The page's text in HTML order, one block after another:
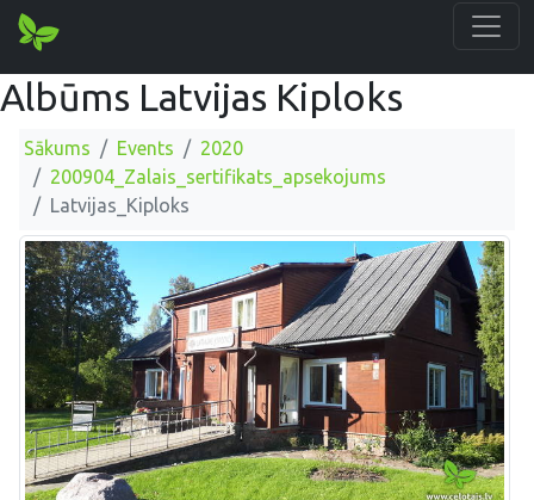
Albūms Latvijas Kiploks
Sākums Events
2020
200904_Zalais_sertifikats_apsekojums
Latvijas_Kiploks